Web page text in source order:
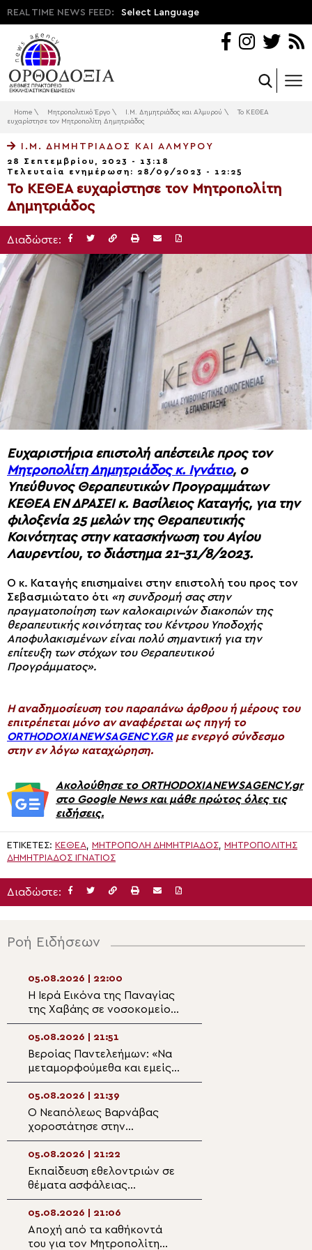
REAL TIME NEWS FEED: Select Language
Home \ Μητροπολιτικό Έργο \ Ι.Μ. Δημητριάδος και Αλμυρού \
Το ΚΕΘΕΑ
ευχαρίστησε τον Μητροπολίτη Δημητριάδος
Ι.Μ. ΔΗΜΗΤΡΙΆΔΟΣ ΚΑΙ ΑΛΜΥΡΟΎ
28 Σεπτεμβρίου, 2023 - 13:18
Τελευταία ενημέρωση: 28/09/2023 - 12:25
Το ΚΕΘΕΑ ευχαρίστησε τον Μητροπολίτη
Δημητριάδος
Διαδώστε:
Ευχαριστήρια επιστολή απέστειλε προς τον
Μητροπολίτη Δημητριάδος κ. Ιγνάτιο, ο
Υπεύθυνος Θεραπευτικών Προγραμμάτων
ΚΕΘΕΑ ΕΝ ΔΡΑΣΕΙ κ. Βασίλειος Καταγής, για την
φιλοξενία 25 μελών της Θεραπευτικής
Κοινότητας στην κατασκήνωση του Αγίου
Λαυρεντίου, το διάστημα 21-31/8/2023.
Ο κ. Καταγής επισημαίνει στην επιστολή του προς τον
Σεβασμιώτατο ότι «η συνδρομή σας στην
πραγματοποίηση των καλοκαιρινών διακοπών της
θεραπευτικής κοινότητας του Κέντρου Υποδοχής
Αποφυλακισμένων είναι πολύ σημαντική για την
επίτευξη των στόχων του Θεραπευτικού
Προγράμματος».
H αναδημοσίευση του παραπάνω άρθρου ή μέρους του
επιτρέπεται μόνο αν αναφέρεται ως πηγή το
ORTHODOXIANEWSAGENCY.GRμε ενεργό σύνδεσμο
στην εν λόγω καταχώρηση.
Ακολούθησε το ORTHODOXIANEWSAGENCY.gr
στο Google News και μάθε πρώτος όλες τις
ειδήσεις.
ΕΤΙΚΈΤΕΣ: ΚΕΘΕΑ, ΜΗΤΡΌΠΟΛΗ ΔΗΜΗΤΡΙΆΔΟΣ, ΜΗΤΡΟΠΟΛΊΤΗΣ
ΔΗΜΗΤΡΙΆΔΟΣ ΙΓΝΆΤΙΟΣ
Διαδώστε:
Ροή Ειδήσεων
05.08.2026 | 22:00
Η Ιερά Εικόνα της Παναγίας
της Χαβάης σε νοσοκομείο
της Σόφιας προς ευλογία
ασθενών και προσωπικού
05.08.2026 | 21:51
Βεροίας Παντελεήμων: «Nα
μεταμορφούμεθα και εμείς
με τη χάρη Του»
05.08.2026 | 21:39
Ο Νεαπόλεως Βαρνάβας
χοροστάτησε στην
Ακολουθία του Μεγάλου
Παρακλητικού Κανόνα στον
Ι.Ν. Τιμίου Σταυρού Διαλογής
05.08.2026 | 21:22
Εκπαίδευση εθελοντριών σε
θέματα ασφάλειας
τροφίμων από την Ιερά
Μητρόπολη Νεαπόλεως
05.08.2026 | 21:06
Αποχή από τα καθήκοντά
του για τον Μητροπολίτη